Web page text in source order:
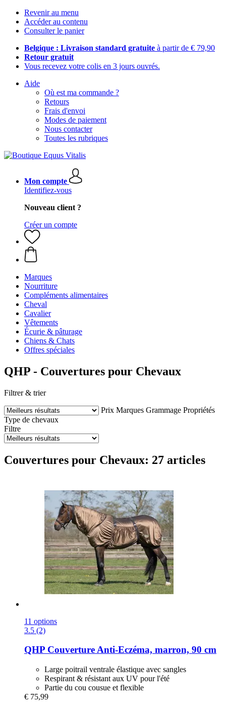
Revenir au menu
Accéder au contenu
Consulter le panier
Belgique : Livraison standard gratuite à partir de € 79,90
Retour gratuit
Vous recevez votre colis en 3 jours ouvrés.
Aide
Où est ma commande ?
Retours
Frais d'envoi
Modes de paiement
Nous contacter
Toutes les rubriques
Mon compte
Identifiez-vous
Nouveau client ?
Créer un compte
Marques
Nourriture
Compléments alimentaires
Cheval
Cavalier
Vêtements
Écurie & pâturage
Chiens & Chats
Offres spéciales
QHP - Couvertures pour Chevaux
Filtrer & trier
Prix Marques Grammage Propriétés
Type de chevaux
Filtre
Couvertures pour Chevaux: 27 articles
11 options
3.5 (2)
QHP Couverture Anti-​Eczéma, marron, 90 cm
Large poitrail ventrale élastique avec sangles
Respirant & résistant aux UV pour l'été
Partie du cou cousue et flexible
€ 75,99